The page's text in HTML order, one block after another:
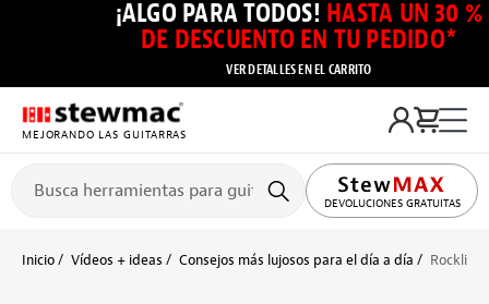
¡ALGO PARA TODOS! HASTA UN 30 %
DE DESCUENTO EN TU PEDIDO*
VER DETALLES EN EL CARRITO
MEJORANDO LAS GUITARRAS
DEVOLUCIONES GRATUITAS
Inicio Vídeos + ideas Consejos más lujosos para el día a día Rocklite